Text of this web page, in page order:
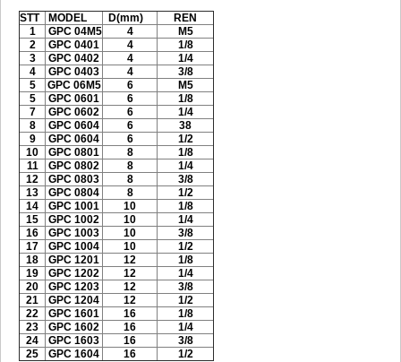
STT MODEL D(mm)
REN
1
GPC 04M5 4
M5
2
GPC 0401 4
1/8
3
GPC 0402 4
1/4
4
GPC 0403 4
3/8
5
GPC 06M5 6
M5
5
GPC 0601 6
1/8
7
GPC 0602 6
1/4
8
GPC 0604 6
38
9
GPC 0604 6
1/2
10
GPC 0801 8
1/8
11
GPC 0802 8
1/4
12
GPC 0803 8
3/8
13
GPC 0804 8
1/2
14
GPC 1001 10
1/8
15
GPC 1002 10
1/4
16
GPC 1003 10
3/8
17
GPC 1004 10
1/2
18
GPC 1201 12
1/8
19
GPC 1202 12
1/4
20
GPC 1203 12
3/8
21
GPC 1204 12
1/2
22
GPC 1601 16
1/8
23
GPC 1602 16
1/4
24
GPC 1603 16
3/8
25
GPC 1604 16 1/2